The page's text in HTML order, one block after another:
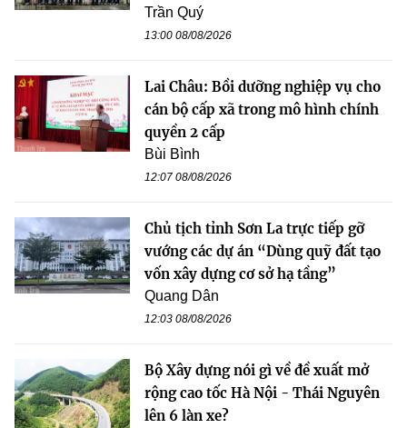
Trần Quý
13:00 08/08/2026
Lai Châu: Bồi dưỡng nghiệp vụ cho
cán bộ cấp xã trong mô hình chính
quyền 2 cấp
Bùi Bình
12:07 08/08/2026
Chủ tịch tỉnh Sơn La trực tiếp gỡ
vướng các dự án “Dùng quỹ đất tạo
vốn xây dựng cơ sở hạ tầng”
Quang Dân
12:03 08/08/2026
Bộ Xây dựng nói gì về đề xuất mở
rộng cao tốc Hà Nội - Thái Nguyên
lên 6 làn xe?